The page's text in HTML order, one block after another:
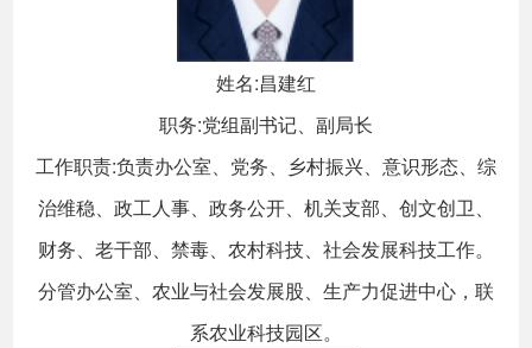
姓名:昌建红
职务:党组副书记、副局长
工作职责:负责办公室、党务、乡村振兴、意识形态、综
治维稳、政工人事、政务公开、机关支部、创文创卫、
财务、老干部、禁毒、农村科技、社会发展科技工作。
分管办公室、农业与社会发展股、生产力促进中心，联
系农业科技园区。